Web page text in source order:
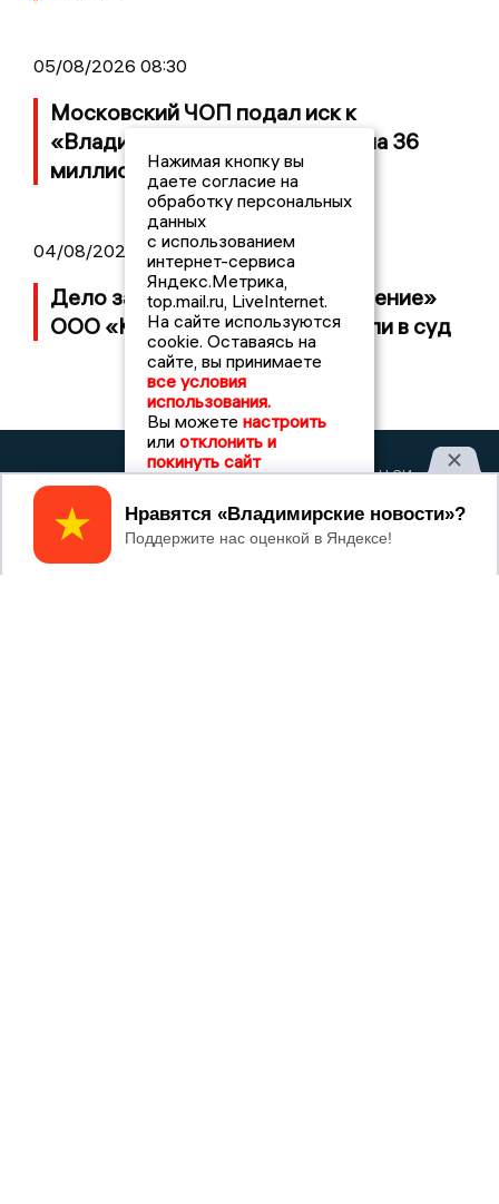
05/08/2026 08:30
Московский ЧОП подал иск к
«Владимирскому стандарту» на 36
миллионов рублей
04/08/2026 15:40
Дело застройщика ЖК «Поколение»
ООО «Капитал Строй» передали в суд
НОВОСТИ
2017 © NEWSVLADIMIR.RU | СИ
Владимирские новости»
Учредитель (соучредители): Общество с ограниченной
ответственностью «РЕГИОНАЛЬНЫЕ НОВОСТИ» (ОГРН
Нажимая кнопку вы
даете согласие на
обработку персональных
данных
с использованием
интернет-сервиса
Яндекс.Метрика,
top.mail.ru, LiveInternet.
На сайте используются
cookie. Оставаясь на
сайте, вы принимаете
все условия
использования.
Вы можете настроить
или отклонить и
покинуть сайт
Принять